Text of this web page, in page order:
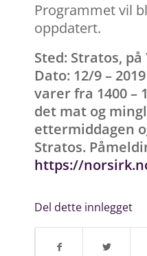
Programmet vil
oppdatert.
Sted: Stratos,
Dato: 12/9 –
varer fra 1400 –
det mat og
ettermiddagen
Stratos.
https://
Del dette innlegget